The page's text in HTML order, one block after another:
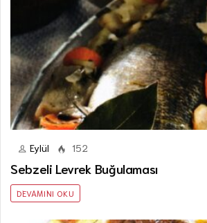
Eylül 152
Sebzeli Levrek Buğulaması
DEVAMINI OKU